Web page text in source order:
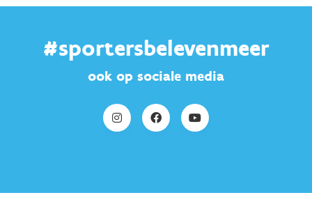
#sportersbelevenmeer
ook op sociale media